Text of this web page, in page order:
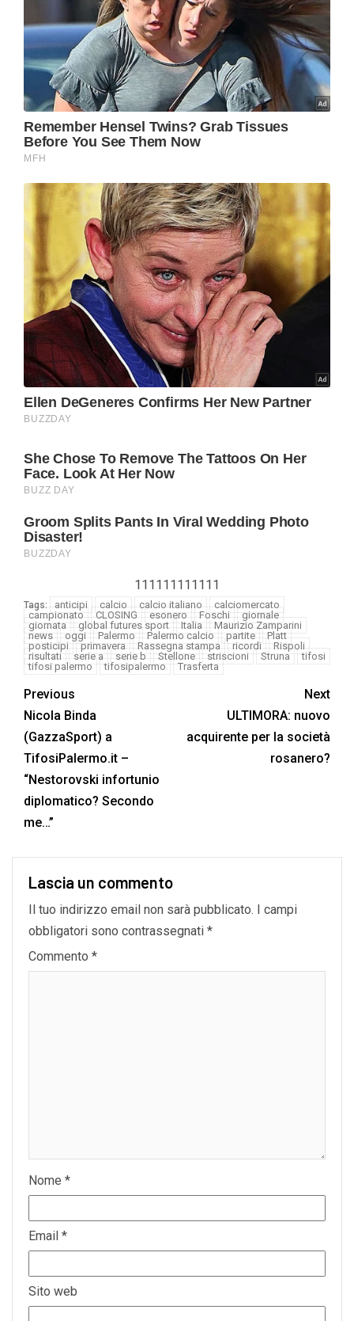
111111111111
Tags: anticipi calcio calcio italiano
calciomercato
campionato
CLOSING esonero Foschi
giornale
giornata
global futures sport Italia
Maurizio Zamparini
news
oggi Palermo Palermo calcio partite
Platt
posticipi
primavera Rassegna stampa ricordi
Rispoli
risultati
serie a serie b Stellone striscioni Struna
tifosi
tifosi palermo
tifosipalermo Trasferta
Previous
Nicola Binda
(GazzaSport) a
TifosiPalermo.it –
“Nestorovski infortunio
diplomatico? Secondo
me…”
Next
ULTIMORA: nuovo
acquirente per la società
rosanero?
Lascia un commento
Il tuo indirizzo email non sarà pubblicato.
I campi
obbligatori sono contrassegnati *
Commento *
Nome *
Email *
Sito web